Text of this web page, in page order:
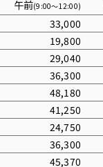
午前(9:00〜12:00)
33,000
19,800
29,040
36,300
48,180
41,250
24,750
36,300
45,370